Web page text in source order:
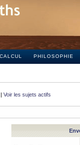
CALCUL PHILOSOPHIE
| Voir les sujets actifs